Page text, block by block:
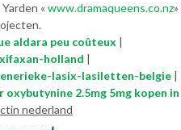
«www.dramaqueens.co.nz»
aldara peu coûteux |
holland |
lasix-lasiletten-belgie |
oxybutynine 2.5mg 5mg kopen in
nederland